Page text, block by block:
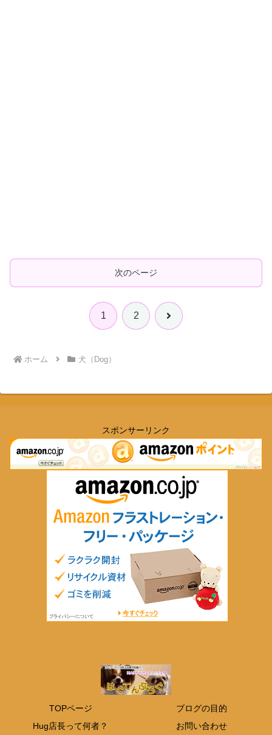
次のページ
1 2 次
ホーム 犬（Dog）
スポンサーリンク
TOPページ
ブログの目的
Hug店長って何者？
お問い合わせ